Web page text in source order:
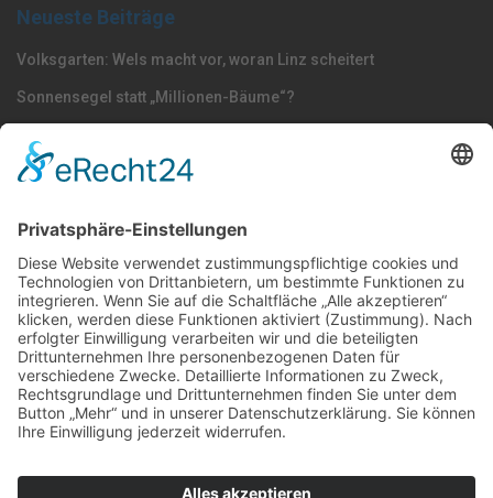
Neueste Beiträge
Volksgarten: Wels macht vor, woran Linz scheitert
Sonnensegel statt „Millionen-Bäume“?
Strafmündigkeit jetzt senken“
Allgemein
Events
Freizeit
Galerie
Klima
Kultur
Linz
LINZAgschichten
Meinung
Politik
Sport
Unterwegs
VerQUERt I Satire
Wels